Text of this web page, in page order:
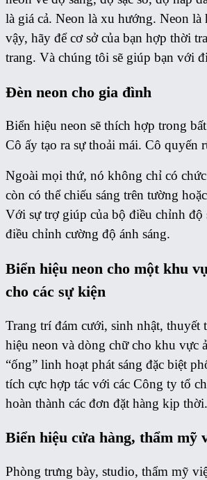
là giá cả. Neon là xu hướng. Neon
vậy, hãy để cơ sở của bạn hợp thời
trang. Và chúng tôi sẽ giúp bạn với
Đèn neon cho gia đình
Biển hiệu neon sẽ thích hợp trong
Cô ấy tạo ra sự thoải mái. Cô quyến
Ngoài mọi thứ, nó không chỉ có
còn có thể chiếu sáng trên tường
Với sự trợ giúp của bộ điều chỉnh độ
điều chỉnh cường độ ánh sáng.
Biển hiệu neon cho một khu
cho các sự kiện
Trang trí đám cưới, sinh nhật, thuyết
hiệu neon và dòng chữ cho khu vực
“ống” linh hoạt phát sáng đặc biệt
tích cực hợp tác với các Công ty tổ
hoàn thành các đơn đặt hàng kịp thời.
Biển hiệu cửa hàng, thẩm mỹ
Phòng trưng bày, studio, thẩm mỹ